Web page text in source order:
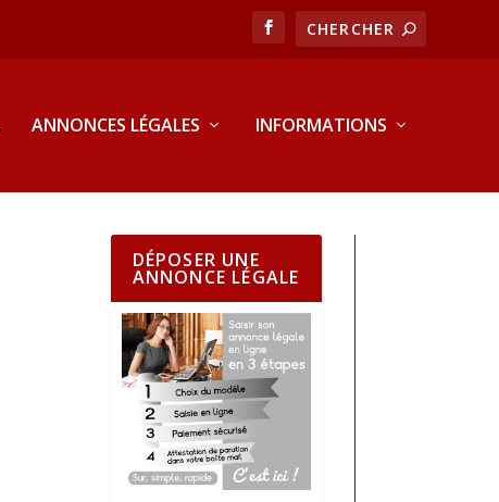
ANNONCES LÉGALES INFORMATIONS
DÉPOSER UNE
ANNONCE LÉGALE